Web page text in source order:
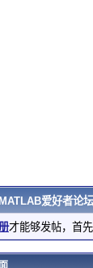
MATLAB爱好者论
才能够发帖，首